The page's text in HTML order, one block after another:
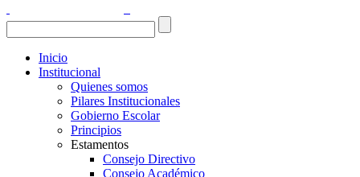
Inicio
Institucional
Quienes somos
Pilares Institucionales
Gobierno Escolar
Principios
Estamentos
Consejo Directivo
Consejo Académico